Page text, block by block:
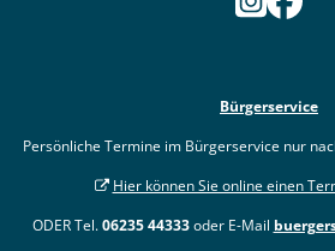
Bürgerservice
Persönliche Termine im Bürgerservice nur
Hier können Sie online einen
ODER Tel.06235 44333oder E-Mail